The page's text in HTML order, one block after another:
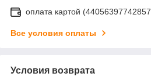
оплата картой
Все условия оплаты
Условия возврата